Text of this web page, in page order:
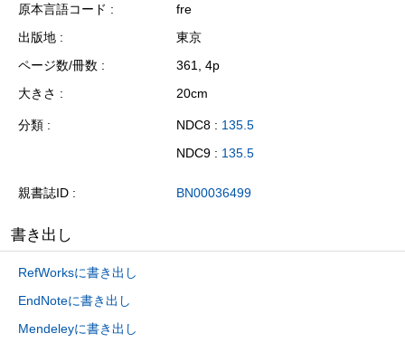
原本言語コード
fre
出版地
東京
ページ数/冊数
361, 4p
大きさ
20cm
分類 NDC8 : 135.5
NDC9 : 135.5
親書誌ID BN00036499
書き出し
RefWorksに書き出し
EndNoteに書き出し
Mendeleyに書き出し